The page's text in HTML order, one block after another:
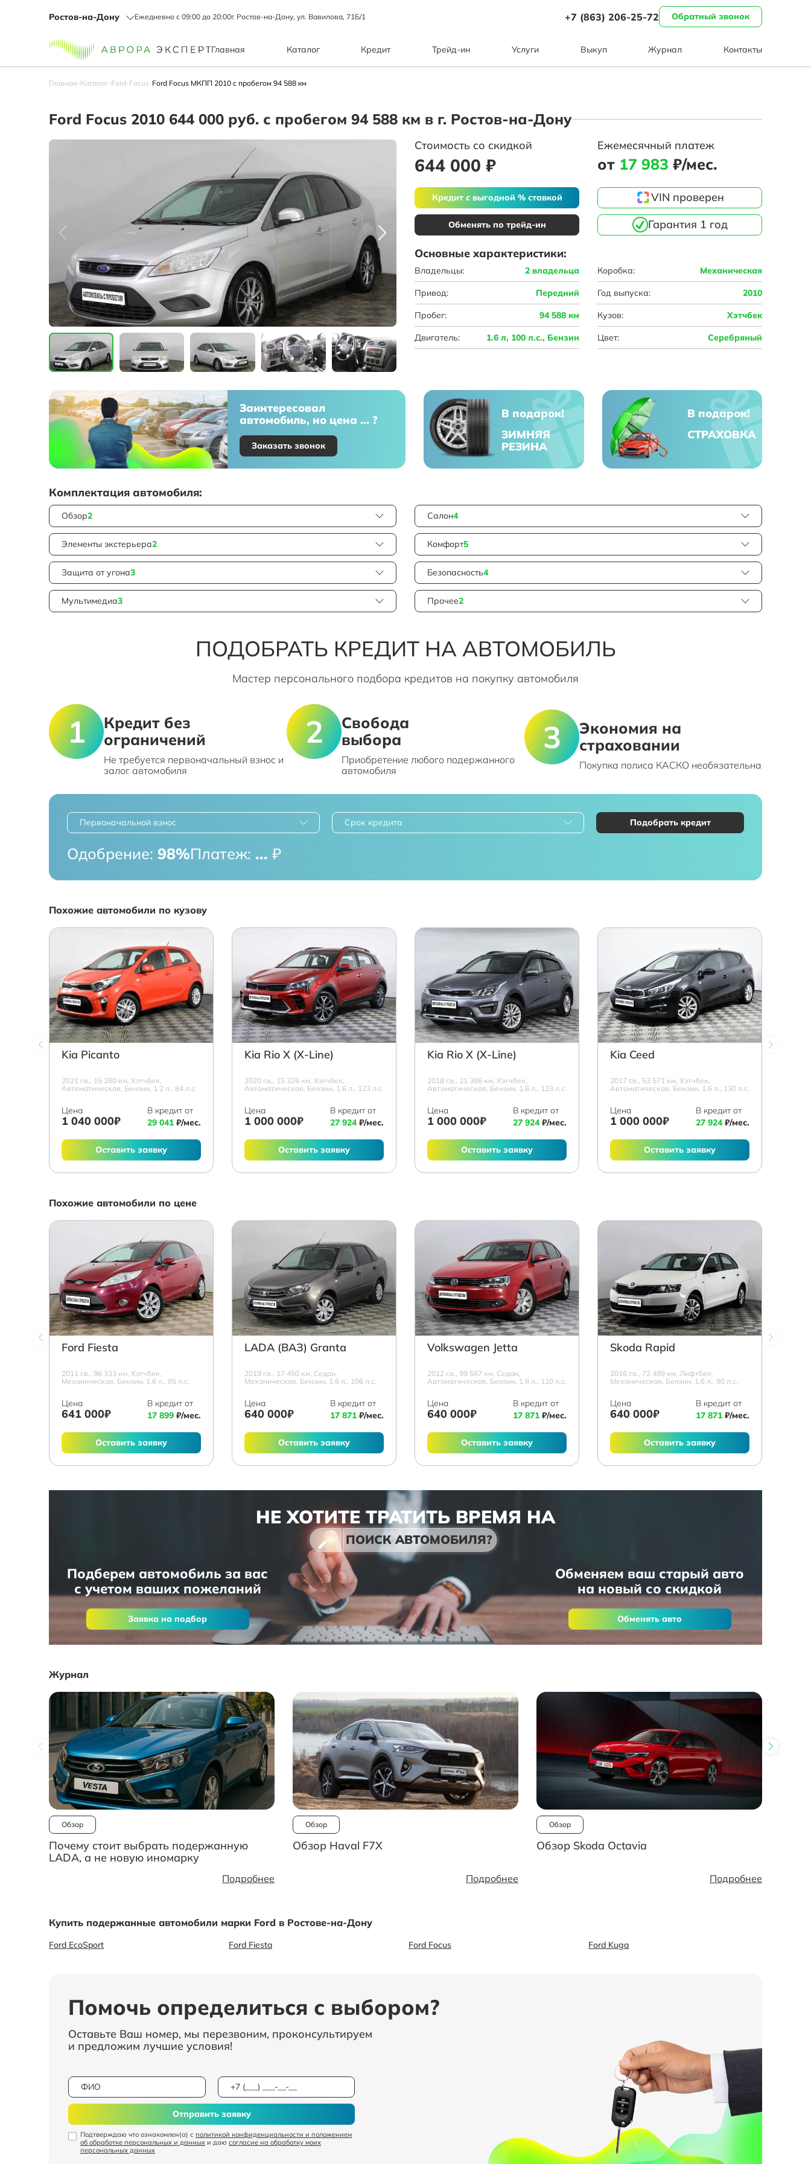
Ростов-на-Дону Ежедневно с 09:00 до 20:00г. Ростов-на-Дону, ул. Вавилова, 71Б/1 +7 (863) 206-25-72 Обратный звонок
Главная Каталог Кредит Трейд-ин Услуги Выкуп Журнал Контакты
Главная-Каталог-Ford-Focus-Ford Focus МКПП 2010 с пробегом 94 588 км
Ford Focus 2010 644 000 руб. с пробегом 94 588 км в г. Ростов-на-Дону
Стоимость со скидкой
644 000 ₽
Ежемесячный платеж
от 17 983 ₽/мес.
Кредит с выгодной % ставкой
Обменять по трейд-ин
VIN проверен
Гарантия 1 год
Основные характеристики:
Владельцы: 2 владельца Коробка: Механическая
Привод: Передний Год выпуска: 2010
Пробег: 94 588 км Кузов: Хэтчбек
Двигатель: 1.6 л, 100 л.с., Бензин Цвет: Серебряный
Заинтересовал
автомобиль, но цена ... ?
Заказать звонок
В подарок!
ЗИМНЯЯ
РЕЗИНА
В подарок!
СТРАХОВКА
Комплектация автомобиля:
Обзор2
Элементы экстерьера2
Защита от угона3
Мультимедиа3
Салон4
Комфорт5
Безопасность4
Прочее2
ПОДОБРАТЬ КРЕДИТ НА АВТОМОБИЛЬ
Мастер персонального подбора кредитов на покупку автомобиля
Кредит без
ограничений
Не требуется первоначальный взнос и
залог автомобиля
Свобода
выбора
Приобретение любого подержанного
автомобиля
Экономия на
страховании
Покупка полиса КАСКО необязательна
Первоначальной взнос Срок кредита Подобрать кредит
Одобрение: 98%Платеж: ... ₽
Похожие автомобили по кузову
Kia Picanto
2021 г.в., 15 280 км, Хэтчбек,
Автоматическая, Бензин, 1.2 л., 84 л.с.
Цена
1 040 000₽
В кредит от
29 041 ₽/мес.
Оставить заявку
Kia Rio X (X-Line)
2020 г.в., 15 326 км, Хэтчбек,
Автоматическая, Бензин, 1.6 л., 123 л.с.
Цена
1 000 000₽
В кредит от
27 924₽/мес.
Оставить заявку
Kia Rio X (X-Line)
2018 г.в., 21 386 км, Хэтчбек,
Автоматическая, Бензин, 1.6 л., 123 л.с.
Цена
1 000 000₽
В кредит от
27 924₽/мес.
Оставить заявку
Kia Ceed
2017 г.в., 53 571 км, Хэтчбек,
Автоматическая, Бензин, 1.6 л., 130 л.с.
Цена
1 000 000₽
В кредит от
27 924₽/мес.
Оставить заявку
Похожие автомобили по цене
Ford Fiesta
2011 г.в., 96 333 км, Хэтчбек,
Механическая, Бензин, 1.6 л., 85 л.с.
Цена
641 000₽
В кредит от
17 899 ₽/мес.
Оставить заявку
LADA (ВАЗ) Granta
2019 г.в., 17 450 км, Седан,
Механическая, Бензин, 1.6 л., 106 л.с.
Цена
640 000₽
В кредит от
17 871 ₽/мес.
Оставить заявку
Volkswagen Jetta
2012 г.в., 99 587 км, Седан,
Автоматическая, Бензин, 1.6 л., 110 л.с.
Цена
640 000₽
В кредит от
17 871 ₽/мес.
Оставить заявку
Skoda Rapid
2016 г.в., 72 489 км, Лифтбек,
Механическая, Бензин, 1.6 л., 90 л.с.
Цена
640 000₽
В кредит от
17 871 ₽/мес.
Оставить заявку
НЕ ХОТИТЕ ТРАТИТЬ ВРЕМЯ НА
ПОИСК АВТОМОБИЛЯ?
Подберем автомобиль за вас
с учетом ваших пожеланий
Заявка на подбор
Обменяем ваш старый авто
на новый со скидкой
Обменять авто
Журнал
Обзор
Почему стоит выбрать подержанную
LADA, а не новую иномарку
Подробнее
Обзор
Обзор Haval F7X
Подробнее
Обзор
Обзор Skoda Octavia
Подробнее
Купить подержанные автомобили марки Ford в Ростове-на-Дону
Ford EcoSport Ford Fiesta Ford Focus Ford Kuga
Помочь определиться с выбором?
Оставьте Ваш номер, мы перезвоним, проконсультируем
и предложим лучшие условия!
Подтверждаю что ознакомлен(а) с политикой конфиденциальности и положением
об обработке персональных и данных и даю согласие на обработку моих
персональных данных
Отправить заявку